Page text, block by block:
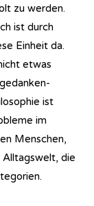
zu werden.
ist durch
Einheit da.
etwas
ist
im
Menschen,
Alltagswelt, die